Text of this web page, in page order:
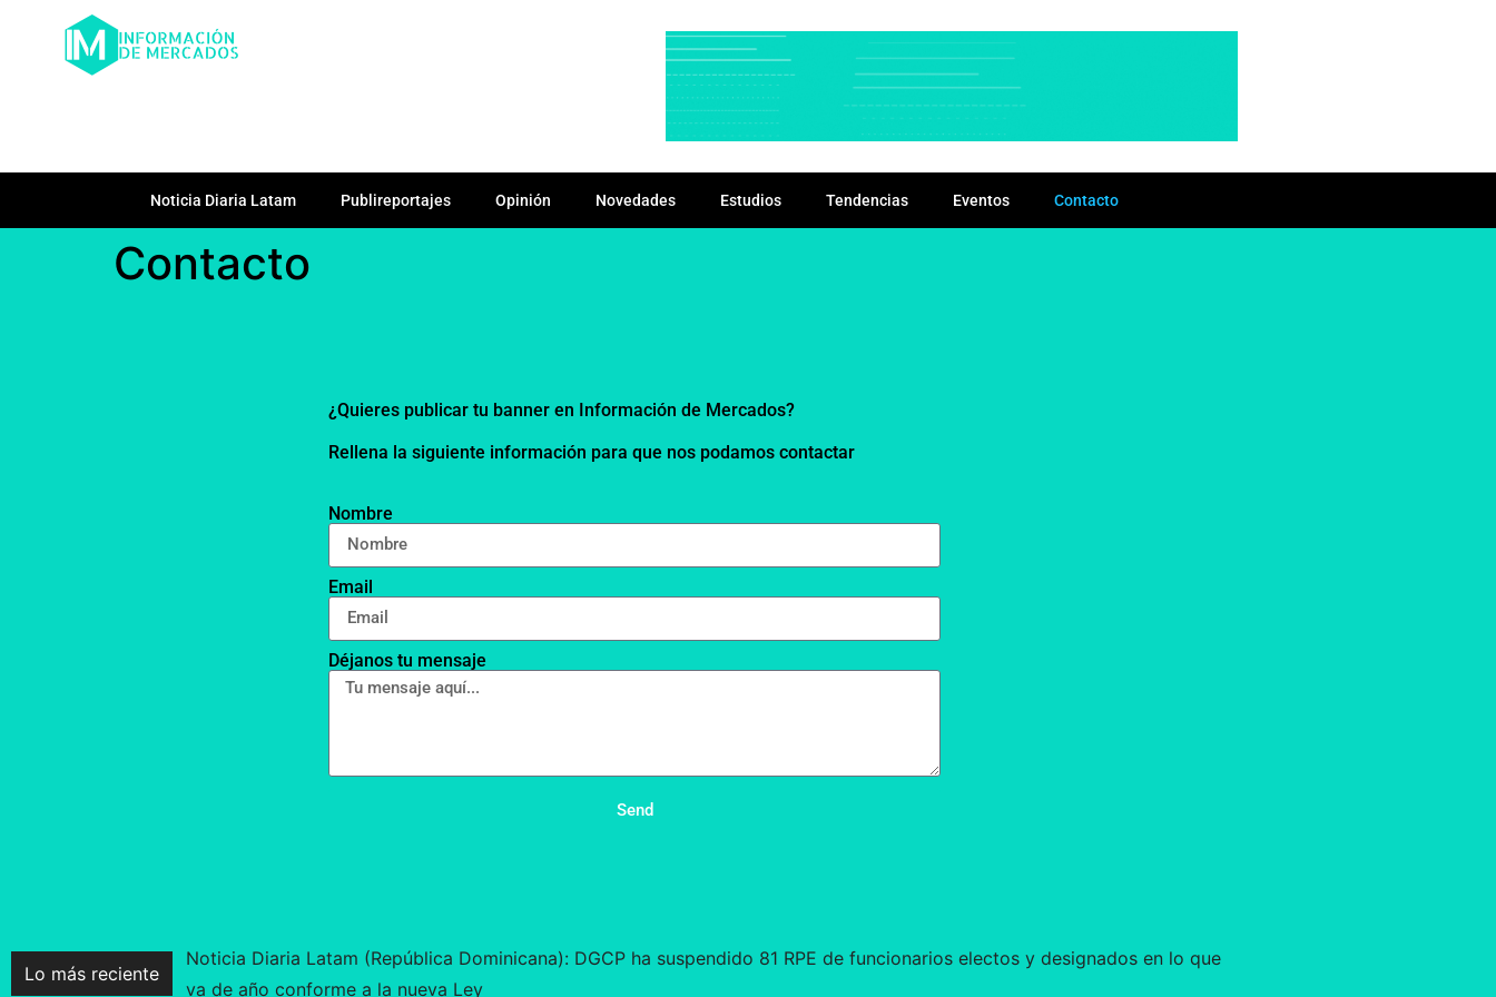
Noticia Diaria Latam Publireportajes Opinión Novedades Estudios Tendencias Eventos Contacto
Contacto
¿Quieres publicar tu banner en Información de Mercados?
Rellena la siguiente información para que nos podamos contactar
Nombre
Email
Déjanos tu mensaje
Send
Lo más reciente
Noticia Diaria Latam (República Dominicana): DGCP ha suspendido 81 RPE de funcionarios electos y designados en lo que
va de año conforme a la nueva Ley